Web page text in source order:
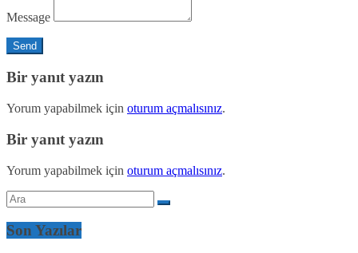
Message
Bir yanıt yazın
Yorum yapabilmek için oturum açmalısınız.
Bir yanıt yazın
Yorum yapabilmek için oturum açmalısınız.
Son Yazılar